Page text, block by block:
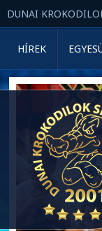
DUNAI
HÍREK